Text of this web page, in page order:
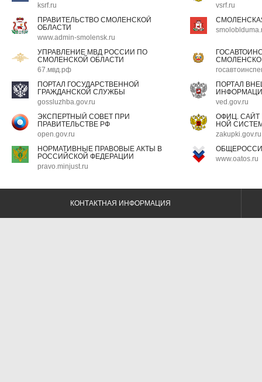
ksrf.ru
vsrf.ru
ПРАВИТЕЛЬСТВО СМОЛЕНСКОЙ
ОБЛАСТИ
www.admin-smolensk.ru
УПРАВЛЕНИЕ МВД РОССИИ ПО
СМОЛЕНСКОЙ ОБЛАСТИ
67.мвд.рф
ПОРТАЛ ГОСУДАРСТВЕННОЙ
ГРАЖДАНСКОЙ СЛУЖБЫ
gossluzhba.gov.ru
ПОРТАЛ
ved.gov.ru
ЭКСПЕРТНЫЙ СОВЕТ ПРИ
ПРАВИТЕЛЬСТВЕ РФ
open.gov.ru
ОФИЦ.
НОЙ
zakupki.gov.ru
НОРМАТИВНЫЕ ПРАВОВЫЕ АКТЫ В
РОССИЙСКОЙ ФЕДЕРАЦИИ
pravo.minjust.ru
www.oatos.ru
КОНТАКТНАЯ ИНФОРМАЦИЯ